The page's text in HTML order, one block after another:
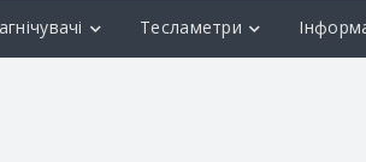
Тесламетри